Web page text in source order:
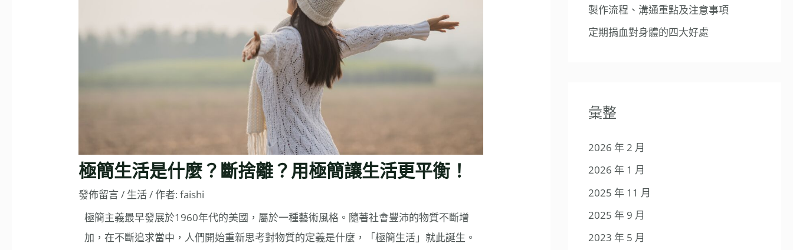
極簡生活是什麼？斷捨離？用極簡讓生活更平衡！
發佈留言/ 生活/ 作者:faishi
極簡主義最早發展於1960年代的美國，屬於一種藝術風格。隨著社會豐沛的物質不斷增
加，在不斷追求當中，人們開始重新思考對物質的定義是什麼，「極簡生活」就此誕生。
製作流程、溝通重點及注意事項
定期捐血對身體的四大好處
彙整
2026 年 2 月
2026 年 1 月
2025 年 11 月
2025 年 9 月
2023 年 5 月